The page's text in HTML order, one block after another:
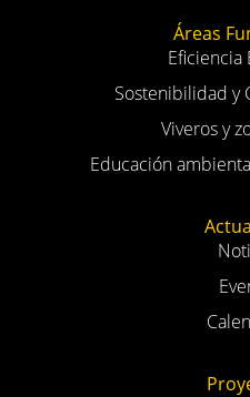
Áreas
Eficiencia
Sostenibilidad y
Viveros y
Educación